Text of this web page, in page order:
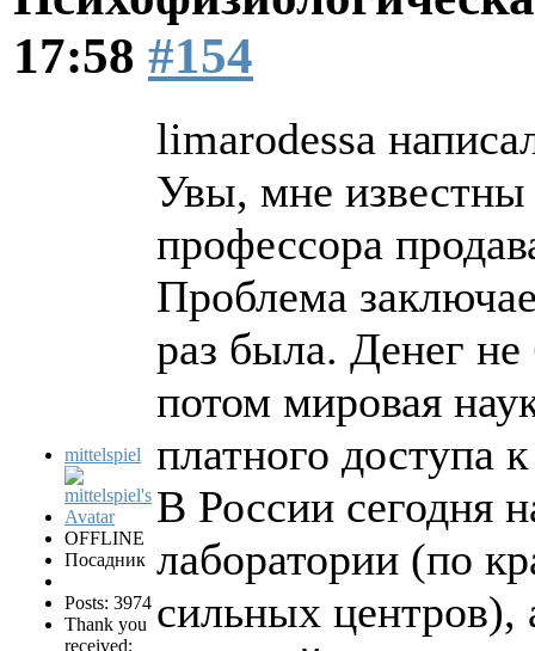
17:58 #154
mittelspiel
OFFLINE
Посадник
Posts: 3974
Thank you
received:
limarodessa
Увы, мне известны
профессора
Проблема
раз была. Денег
потом мировая
платного доступа
В России сегодня
лаборатории (по
сильных